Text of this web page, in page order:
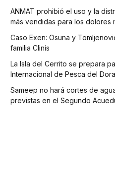
ANMAT prohibió el uso y la
más vendidas para los dolores
Caso Exen: Osuna y
familia Clinis
La Isla del Cerrito se prepara
Internacional de Pesca del
Sameep no hará cortes de
previstas en el Segundo